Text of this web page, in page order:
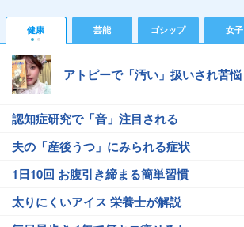
健康 芸能 ゴシップ 女子
アトピーで「汚い」扱いされ苦悩
認知症研究で「音」注目される
夫の「産後うつ」にみられる症状
1日10回 お腹引き締まる簡単習慣
太りにくいアイス 栄養士が解説